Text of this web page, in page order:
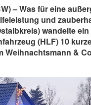
– Was für eine
und
wandelte
(HLF) 10
Weihnachtsmann &